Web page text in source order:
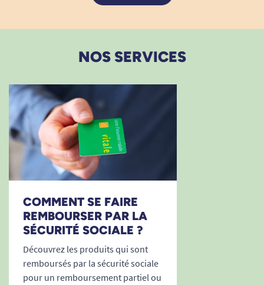
NOS SERVICES
COMMENT SE FAIRE
REMBOURSER PAR LA
SÉCURITÉ SOCIALE ?
Découvrez les produits qui sont
remboursés par la sécurité sociale
pour un remboursement partiel ou